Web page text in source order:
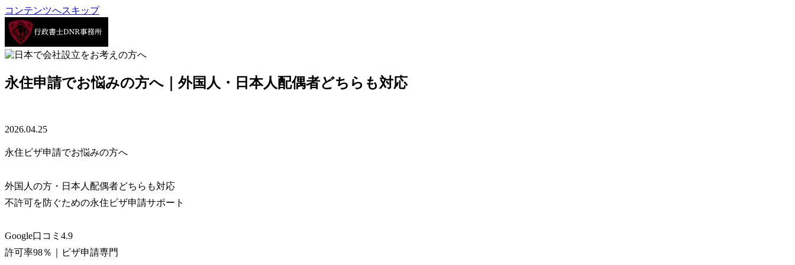
コンテンツへスキップ
永住申請でお悩みの方へ｜外国人・日本人配偶者どちらも対応
2026.04.25
永住ビザ申請でお悩みの方へ
外国人の方・日本人配偶者どちらも対応
不許可を防ぐための永住ビザ申請サポート
Google口コミ4.9
許可率98％｜ビザ申請専門